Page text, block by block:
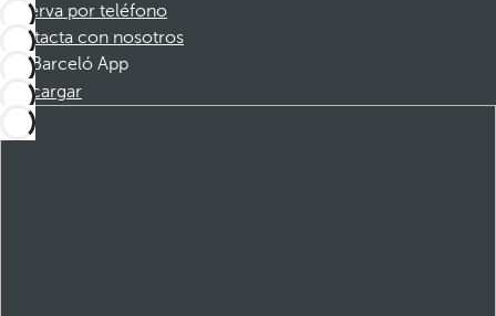
Reserva por teléfono
Contacta con nosotros
Barceló App
Descargar